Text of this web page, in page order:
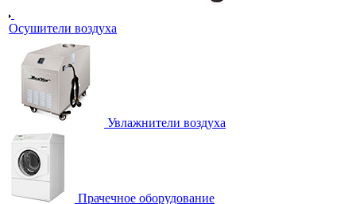
Осушители воздуха
Увлажнители воздуха
Прачечное оборудование